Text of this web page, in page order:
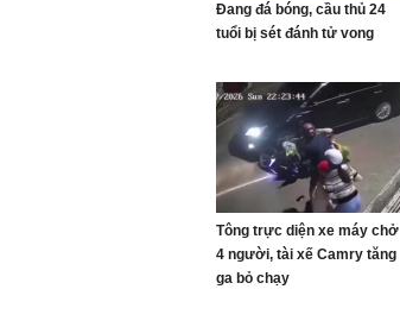
Đang đá bóng, cầu thủ 24
tuổi bị sét đánh tử vong
Tông trực diện xe máy chở
4 người, tài xế Camry tăng
ga bỏ chạy